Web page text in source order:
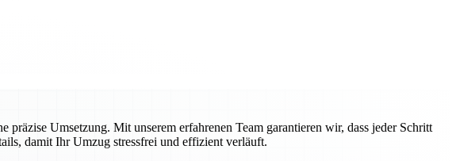
Umsetzung. Mit unserem erfahrenen Team garantieren wir, dass jeder Schritt
damit Ihr Umzug stressfrei und effizient verläuft.